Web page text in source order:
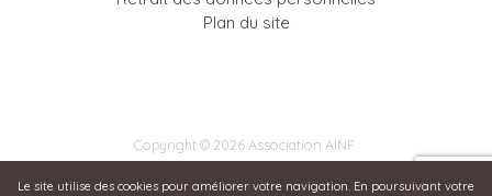
Plan du site
Copyright © 2026 Association AINF.
Le site utilise des cookies pour améliorer votre navigation. En poursuivant votre